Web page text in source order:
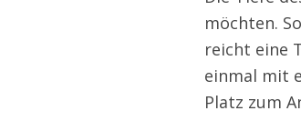
möchten.
reicht eine
einmal mit
Platz zum